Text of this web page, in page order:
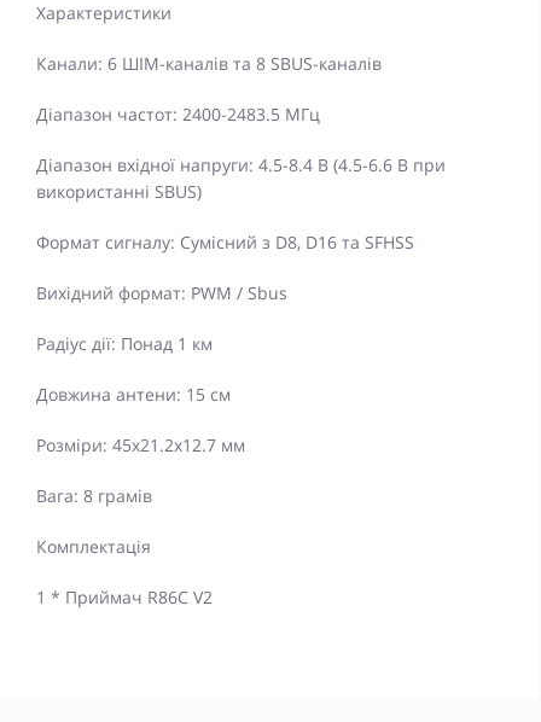
Характеристики
Канали: 6 ШІМ-каналів та 8 SBUS-каналів
Діапазон частот: 2400-2483.5 МГц
Діапазон вхідної напруги: 4.5-8.4 В (4.5-6.6 В при
використанні SBUS)
Формат сигналу: Сумісний з D8, D16 та SFHSS
Вихідний формат: PWM / Sbus
Радіус дії: Понад 1 км
Довжина антени: 15 см
Розміри: 45x21.2x12.7 мм
Вага: 8 грамів
Комплектація
1 * Приймач R86C V2